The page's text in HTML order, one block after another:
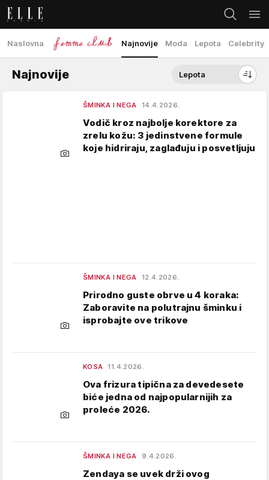
Naslovna Najnovije Moda Lepota Celebrity
Najnovije Lepota
ŠMINKA I NEGA 14.4.2026.
Vodič kroz najbolje korektore za
zrelu kožu: 3 jedinstvene formule
koje hidriraju, zaglađuju i posvetljuju
ŠMINKA I NEGA 12.4.2026.
Prirodno guste obrve u 4 koraka:
Zaboravite na polutrajnu šminku i
isprobajte ove trikove
KOSA 11.4.2026.
Ova frizura tipična za devedesete
biće jedna od najpopularnijih za
proleće 2026.
ŠMINKA I NEGA 9.4.2026.
Zendaya se uvek drži ovog